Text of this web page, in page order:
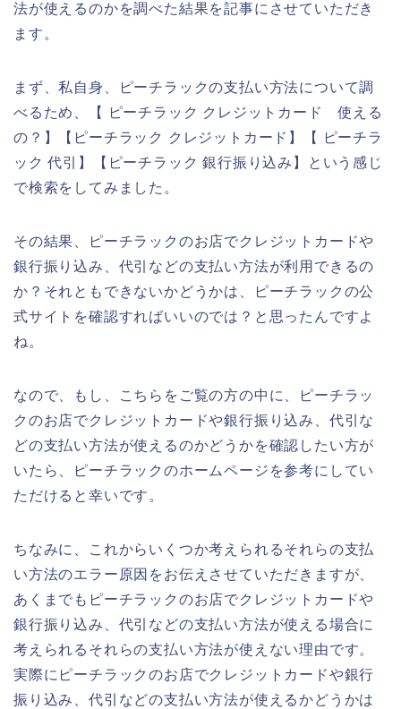
法が使えるのかを調べた結果を記事にさせていただき
ます。
まず、私自身、ピーチラックの支払い方法について調
べるため、【 ピーチラック クレジットカード 使える
の？】【ピーチラック クレジットカード】【 ピーチラ
ック 代引】【ピーチラック 銀行振り込み】という感じ
で検索をしてみました。
その結果、ピーチラックのお店でクレジットカードや
銀行振り込み、代引などの支払い方法が利用できるの
か？それともできないかどうかは、ピーチラックの公
式サイトを確認すればいいのでは？と思ったんですよ
ね。
なので、もし、こちらをご覧の方の中に、ピーチラッ
クのお店でクレジットカードや銀行振り込み、代引な
どの支払い方法が使えるのかどうかを確認したい方が
いたら、ピーチラックのホームページを参考にしてい
ただけると幸いです。
ちなみに、これからいくつか考えられるそれらの支払
い方法のエラー原因をお伝えさせていただきますが、
あくまでもピーチラックのお店でクレジットカードや
銀行振り込み、代引などの支払い方法が使える場合に
考えられるそれらの支払い方法が使えない理由です。
実際にピーチラックのお店でクレジットカードや銀行
振り込み、代引などの支払い方法が使えるかどうかは